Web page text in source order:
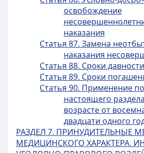
освобождение
наказания
Статья 87. Замена
наказания
Статья 88. Сроки давности
Статья 89. Сроки
Статья 90. Применение
настоящего
возрасте от
двадцати одного
РАЗДЕЛ 7. ПРИНУДИТЕЛЬНЫЕ
МЕДИЦИНСКОГО ХАРАКТЕРА.